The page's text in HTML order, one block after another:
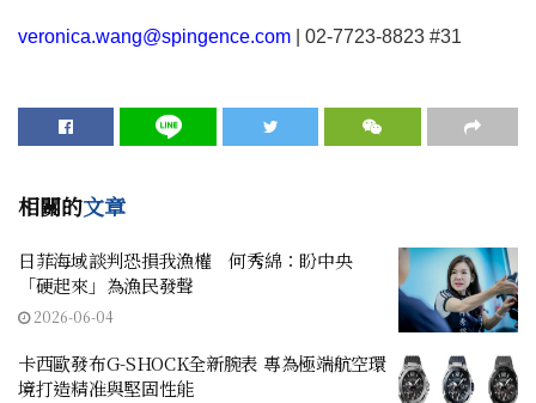
veronica.wang@spingence.com | 02-7723-8823 #31
相關的文章
日菲海域談判恐損我漁權 何秀綿：盼中央
「硬起來」為漁民發聲
2026-06-04
卡西歐發布G-SHOCK全新腕表 專為極端航空環
境打造精准與堅固性能